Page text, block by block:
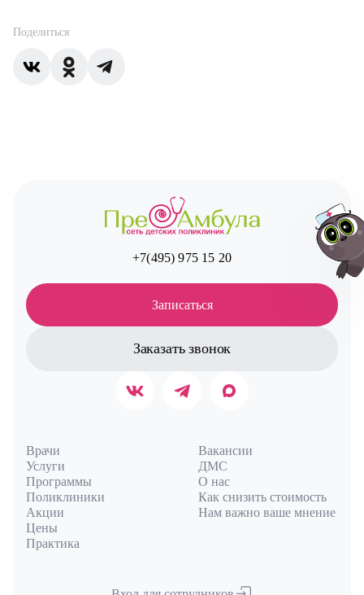
Поделиться
+7(495) 975 15 20
Записаться
Заказать звонок
Врачи
Услуги
Программы
Поликлиники
Акции
Цены
Практика
Вакансии
ДМС
О нас
Как снизить стоимость
Нам важно ваше мнение